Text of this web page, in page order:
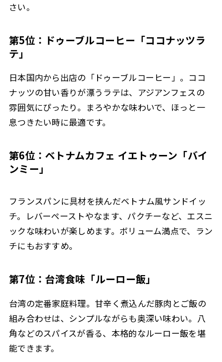
さい。
第5位：ドゥーブルコーヒー「ココナッツラ
テ」
日本国内から出店の「ドゥーブルコーヒー」。ココ
ナッツの甘い香りが漂うラテは、アジアンフェスの
雰囲気にぴったり。まろやかな味わいで、ほっと一
息つきたい時に最適です。
第6位：ベトナムカフェ イエトゥーン「バイ
ンミー」
フランスパンに具材を挟んだベトナム風サンドイッ
チ。レバーペーストやなます、パクチーなど、エスニ
ックな味わいが楽しめます。ボリューム満点で、ラン
チにもおすすめ。
第7位：台湾食味「ルーロー飯」
台湾の定番家庭料理。甘辛く煮込んだ豚肉とご飯の
組み合わせは、シンプルながらも奥深い味わい。八
角などのスパイスが香る、本格的なルーロー飯を堪
能できます。